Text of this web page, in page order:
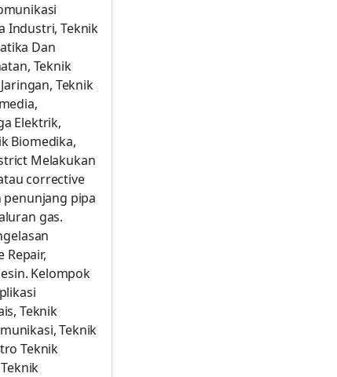
Industri, Teknik
Dan
Teknik
Teknik
Elektrik,
Biomedika,
Melakukan
corrective
pipa
gas.
Repair,
Kelompok
Teknik
Teknik
Teknik